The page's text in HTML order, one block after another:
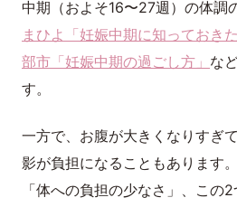
中期（およそ16〜27週）の体調
まひよ「妊娠中期に知っておき
部市「妊娠中期の過ごし方」 な
す。
一方で、お腹が大きくなりすぎ
影が負担になることもあります
「体への負担の少なさ」、この